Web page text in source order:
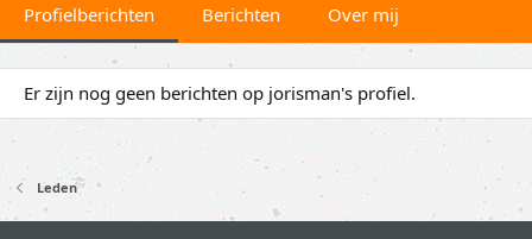
Profielberichten Berichten Over mij
Er zijn nog geen berichten op jorisman's profiel.
Leden